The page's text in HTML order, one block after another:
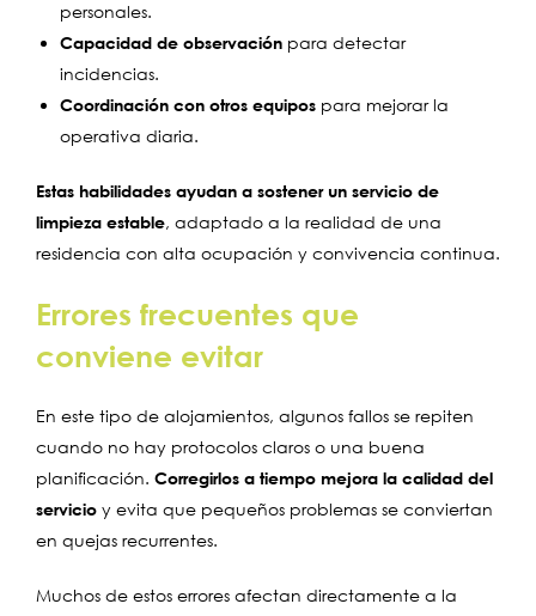
personales.
Capacidad de observación para detectar
incidencias.
Coordinación con otros equipos para mejorar la
operativa diaria.
Estas habilidades ayudan a sostener un servicio de
limpieza estable, adaptado a la realidad de una
residencia con alta ocupación y convivencia continua.
Errores frecuentes que
conviene evitar
En este tipo de alojamientos, algunos fallos se repiten
cuando no hay protocolos claros o una buena
planificación. Corregirlos a tiempo mejora la calidad del
servicio y evita que pequeños problemas se conviertan
en quejas recurrentes.
Muchos de estos errores afectan directamente a la